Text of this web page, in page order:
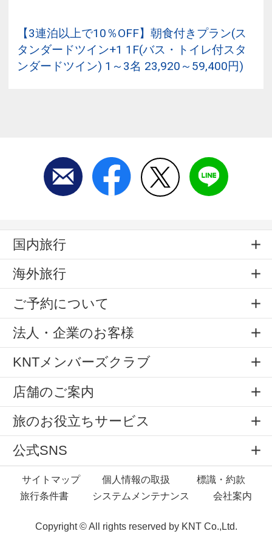
【3連泊以上で10％OFF】朝食付きプラン(ス
タンダードツイン+1 1F(バス・トイレ付スタ
ンダードツイン) 1～3名 23,920～59,400円)
国内旅行
海外旅行
ご予約について
法人・企業のお客様
KNTメンバーズクラブ
店舗のご案内
旅のお役立ちサービス
公式SNS
サイトマップ 個人情報の取扱
標識・約款
旅行条件書
システムメンテナンス 会社案内
Copyright © All rights reserved by KNT Co.,Ltd.